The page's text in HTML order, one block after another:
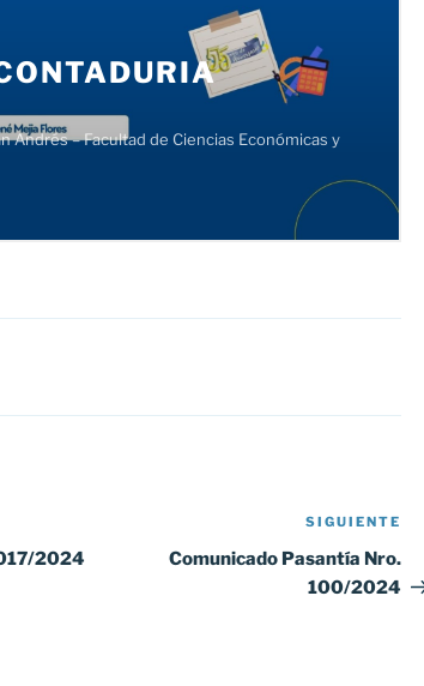
2024
SIGUIENTE
Comunicado Pasantía Nro.
100/2024